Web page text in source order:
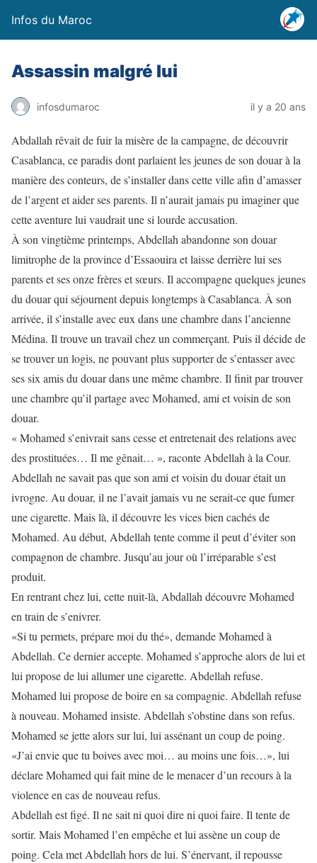
Infos du Maroc
Assassin malgré lui
infosdumaroc il y a 20 ans
Abdallah rêvait de fuir la misère de la campagne, de découvrir
Casablanca, ce paradis dont parlaient les jeunes de son douar à la
manière des conteurs, de s’installer dans cette ville afin d’amasser
de l’argent et aider ses parents. Il n’aurait jamais pu imaginer que
cette aventure lui vaudrait une si lourde accusation.
À son vingtième printemps, Abdellah abandonne son douar
limitrophe de la province d’Essaouira et laisse derrière lui ses
parents et ses onze frères et sœurs. Il accompagne quelques jeunes
du douar qui séjournent depuis longtemps à Casablanca. À son
arrivée, il s’installe avec eux dans une chambre dans l’ancienne
Médina. Il trouve un travail chez un commerçant. Puis il décide de
se trouver un logis, ne pouvant plus supporter de s’entasser avec
ses six amis du douar dans une même chambre. Il finit par trouver
une chambre qu’il partage avec Mohamed, ami et voisin de son
douar.
« Mohamed s’enivrait sans cesse et entretenait des relations avec
des prostituées… Il me gênait… », raconte Abdellah à la Cour.
Abdellah ne savait pas que son ami et voisin du douar était un
ivrogne. Au douar, il ne l’avait jamais vu ne serait-ce que fumer
une cigarette. Mais là, il découvre les vices bien cachés de
Mohamed. Au début, Abdellah tente comme il peut d’éviter son
compagnon de chambre. Jusqu’au jour où l’irréparable s’est
produit.
En rentrant chez lui, cette nuit-là, Abdallah découvre Mohamed
en train de s’enivrer.
«Si tu permets, prépare moi du thé», demande Mohamed à
Abdellah. Ce dernier accepte. Mohamed s’approche alors de lui et
lui propose de lui allumer une cigarette. Abdellah refuse.
Mohamed lui propose de boire en sa compagnie. Abdellah refuse
à nouveau. Mohamed insiste. Abdellah s’obstine dans son refus.
Mohamed se jette alors sur lui, lui assénant un coup de poing.
«J’ai envie que tu boives avec moi… au moins une fois…», lui
déclare Mohamed qui fait mine de le menacer d’un recours à la
violence en cas de nouveau refus.
Abdellah est figé. Il ne sait ni quoi dire ni quoi faire. Il tente de
sortir. Mais Mohamed l’en empêche et lui assène un coup de
poing. Cela met Abdellah hors de lui. S’énervant, il repousse